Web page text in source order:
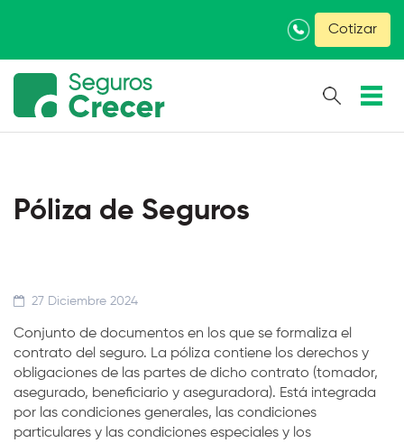
Cotizar
×
Póliza de Seguros
27 Diciembre 2024
Conjunto de documentos en los que se formaliza el
contrato del seguro. La póliza contiene los derechos y
obligaciones de las partes de dicho contrato (tomador,
asegurado, beneficiario y aseguradora). Está integrada
por las condiciones generales, las condiciones
particulares y las condiciones especiales y los